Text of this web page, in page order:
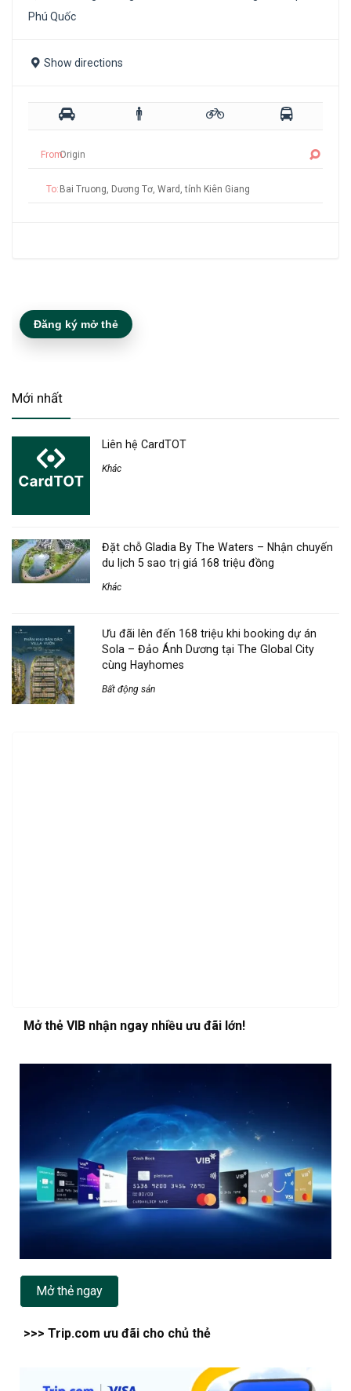
Phú Quốc
Show directions
From:
To:
Đăng ký mở thẻ
Mới nhất
Liên hệ CardTOT
Khác
Đặt chỗ Gladia By The Waters – Nhận chuyến
du lịch 5 sao trị giá 168 triệu đồng
Khác
Ưu đãi lên đến 168 triệu khi booking dự án
Sola – Đảo Ánh Dương tại The Global City
cùng Hayhomes
Bất động sản
Mở thẻ VIB nhận ngay nhiều ưu đãi lớn!
Mở thẻ ngay
>>> Trip.com ưu đãi cho chủ thẻ